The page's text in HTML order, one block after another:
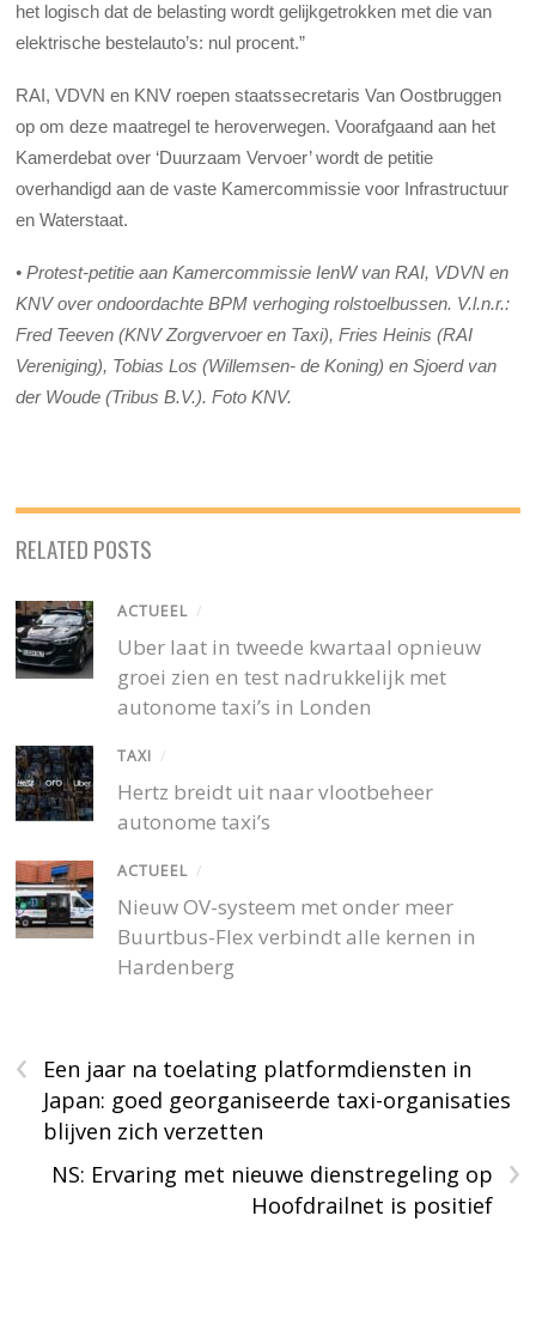
het logisch dat de belasting wordt gelijkgetrokken met die van
elektrische bestelauto’s: nul procent.”
RAI, VDVN en KNV roepen staatssecretaris Van Oostbruggen
op om deze maatregel te heroverwegen. Voorafgaand aan het
Kamerdebat over ‘Duurzaam Vervoer’ wordt de petitie
overhandigd aan de vaste Kamercommissie voor Infrastructuur
en Waterstaat.
•Protest-petitie aan Kamercommissie IenWvan RAI, VDVNen
KNV overondoordachte BPM verhoging rolstoelbussen. V.l.n.r.:
Fred Teeven (KNVZorgvervoer en Taxi), Fries Heinis (RAI
Vereniging), Tobias Los (Willemsen- de Koning)en Sjoerd van
der Woude (Tribus B.V.). Foto KNV.
RELATED POSTS
ACTUEEL /
Uber laat in tweede kwartaal opnieuw
groei zien en test nadrukkelijk met
autonome taxi’s in Londen
TAXI /
Hertz breidt uit naar vlootbeheer
autonome taxi’s
ACTUEEL /
Nieuw OV-systeem met onder meer
Buurtbus-Flex verbindt alle kernen in
Hardenberg
‹
Een jaar na toelating platformdiensten in
Japan: goed georganiseerde taxi-organisaties
blijven zich verzetten
›
NS: Ervaring met nieuwe dienstregeling op
Hoofdrailnet is positief